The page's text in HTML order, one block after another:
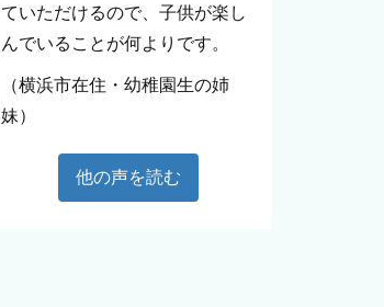
ていただけるので、子供が楽し
んでいることが何よりです。
（横浜市在住・幼稚園生の姉
妹）
他の声を読む